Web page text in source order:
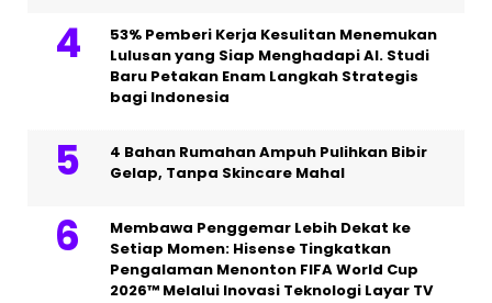
53% Pemberi Kerja Kesulitan Menemukan
Lulusan yang Siap Menghadapi AI. Studi
Baru Petakan Enam Langkah Strategis
bagi Indonesia
4 Bahan Rumahan Ampuh Pulihkan Bibir
Gelap, Tanpa Skincare Mahal
Membawa Penggemar Lebih Dekat ke
Setiap Momen: Hisense Tingkatkan
Pengalaman Menonton FIFA World Cup
2026™ Melalui Inovasi Teknologi Layar TV